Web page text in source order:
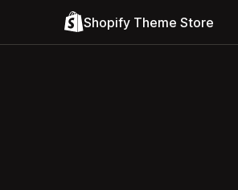
Shopify Theme Store